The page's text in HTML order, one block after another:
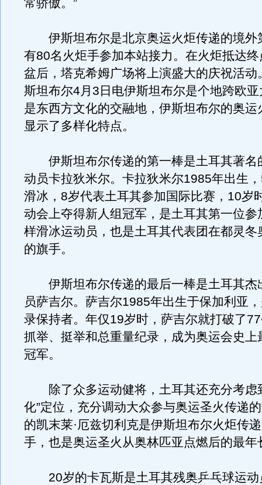
常骄傲。”
伊斯坦布尔是北京奥运火炬传递的境外
有80名火炬手参加本站接力。在火炬抵达
盆后，塔克希姆广场将上演盛大的庆祝活动
斯坦布尔4月3日电伊斯坦布尔是个地跨欧
是东西方文化的交融地，伊斯坦布尔的奥运
显示了多样化特点。
伊斯坦布尔传递的第一棒是土耳其著名
动员卡拉狄米尔。卡拉狄米尔1985年出生
滑冰，8岁代表土耳其参加国际比赛，10岁
动会上夺得新人组冠军，是土耳其第一位参
样滑冰运动员，也是土耳其代表团在都灵冬
的旗手。
伊斯坦布尔传递的最后一棒是土耳其杰
员萨吉尔。萨吉尔1985年出生于保加利亚
录保持者。年仅19岁时，萨吉尔就打破了
抓举、挺举和总重量纪录，成为奥运会史上
冠军。
除了众多运动健将，土耳其还充分考虑
化”定位，充分调动大众参与奥运圣火传递
的凯末莱·厄兹切利克是伊斯坦布尔火炬传
手，也是奥运圣火从奥林匹亚点燃后的最年
20岁的卡瓦斯是土耳其残奥乒乓球运动